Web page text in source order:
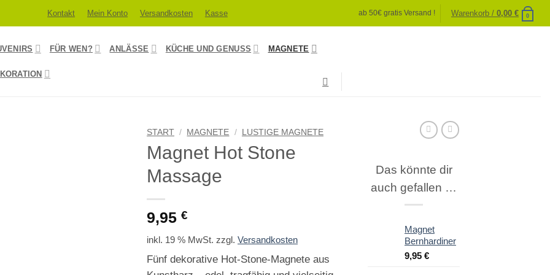
Kontakt Mein Konto Versandkosten Kasse ab 50€ gratis Versand ! Warenkorb /0,00€ 0
FÜR WEN? ANLÄSSE KÜCHE UND GENUSS MAGNETE
START / MAGNETE / LUSTIGE MAGNETE
Magnet Hot Stone
Massage
9,95 €
inkl. 19 % MwSt. zzgl. Versandkosten
Fünf dekorative Hot-Stone-Magnete aus
Das könnte dir
auch gefallen …
Magnet
Bernhardiner
9,95 €